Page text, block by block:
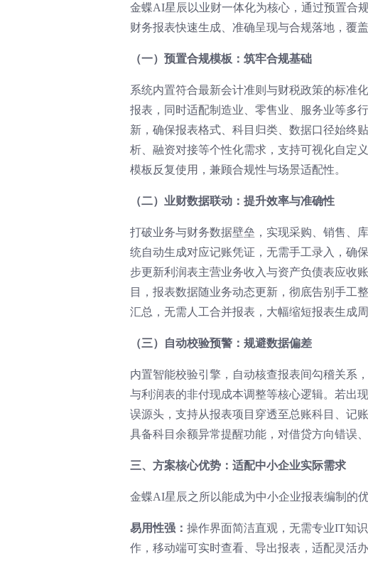
金蝶AI星辰以业财一体化为核心，通过预置合
财务报表快速生成、准确呈现与合规落地，覆
（一）预置合规模板：筑牢合规基础
系统内置符合最新会计准则与财税政策的标准
报表，同时适配制造业、零售业、服务业等多
新，确保报表格式、科目归类、数据口径始终
析、融资对接等个性化需求，支持可视化自定
模板反复使用，兼顾合规性与场景适配性。
（二）业财数据联动：提升效率与准确性
打破业务与财务数据壁垒，实现采购、销售、
统自动生成对应记账凭证，无需手工录入，确
步更新利润表主营业务收入与资产负债表应收
目，报表数据随业务动态更新，彻底告别手工
汇总，无需人工合并报表，大幅缩短报表生成周
（三）自动校验预警：规避数据偏差
内置智能校验引擎，自动核查报表间勾稽关系
与利润表的非付现成本调整等核心逻辑。若出
误源头，支持从报表项目穿透至总账科目、记
具备科目余额异常提醒功能，对借贷方向错误
三、方案核心优势：适配中小企业实际需求
金蝶AI星辰之所以能成为中小企业报表编制的
易用性强： 操作界面简洁直观，无需专业IT知
作，移动端可实时查看、导出报表，适配灵活办